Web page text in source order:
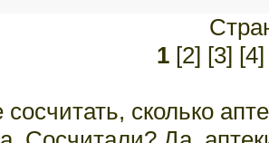
1 [2] [3] [4]
сколько